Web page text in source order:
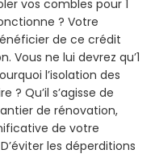
vos combles pour 1
? Votre
de ce crédit
Vous ne lui devrez qu’1
l’isolation des
? Qu’il s’agisse de
de rénovation,
de votre
les déperditions